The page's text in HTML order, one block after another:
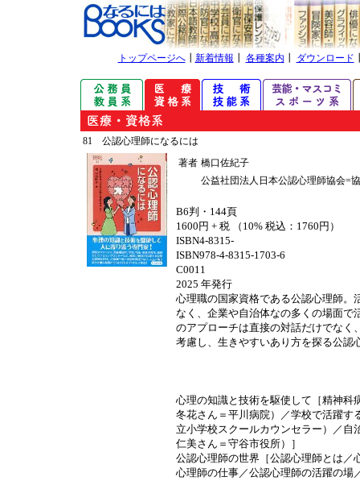
トップページへ┃ 新着情報 各種案内 ダウンロード
81 公認心理師になるには
著者 橋口佐紀子
公益社団法人日本公認心理師協会=
B6判・144頁
1600円 + 税 （10% 税込：1760円）
ISBN4-8315-
ISBN978-4-8315-1703-6
C0011
2025 年発行
心理職の国家資格である公認心理師。
なく、企業や自治体なの多くの場面で
のアプローチは直接の対話だけでなく
考慮し、生きやすいあり方を探る公認
心理の知識と技術を駆使して［精神科
冬花さん＝平川病院）／学校で活躍す
立小学校スクールカウンセラー）／自
仁美さん＝守谷市役所）］
公認心理師の世界［公認心理師とは／
心理師の仕事／公認心理師の活躍の場